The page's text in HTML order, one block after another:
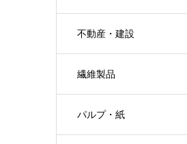
不動産・建設
繊維製品
パルプ・紙